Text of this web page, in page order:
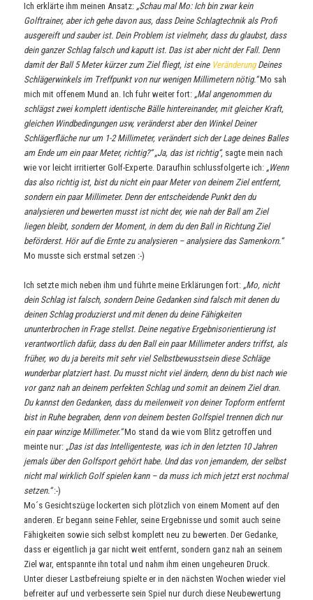
Ich erklärte ihm meinen Ansatz: „Schau mal Mo: Ich bin zwar kein
Golftrainer, aber ich gehe davon aus, dass Deine Schlagtechnik als Profi
ausgereift und sauber ist. Dein Problem ist vielmehr, dass du glaubst, dass
dein ganzer Schlag falsch und kaputt ist. Das ist aber nicht der Fall. Denn
damit der Ball 5 Meter kürzer zum Ziel fliegt, ist eineVeränderungDeines
Schlägerwinkels im Treffpunkt von nur wenigen Millimetern nötig.“Mo sah
mich mit offenem Mund an. Ich fuhr weiter fort: „Mal angenommen du
schlägst zwei komplett identische Bälle hintereinander, mit gleicher Kraft,
gleichen Windbedingungen usw, veränderst aber den Winkel Deiner
Schlägerfläche nur um 1-2 Millimeter, verändert sich der Lage deines Balles
am Ende um ein paar Meter, richtig?“ „Ja, das ist richtig“, sagte mein nach
wie vor leicht irritierter Golf-Experte. Daraufhin schlussfolgerte ich: „Wenn
das also richtig ist, bist du nicht ein paar Meter von deinem Ziel entfernt,
sondern ein paar Millimeter. Denn der entscheidende Punkt den du
analysieren und bewerten musst ist nicht der, wie nah der Ball am Ziel
liegen bleibt, sondern der Moment, in dem du den Ball in Richtung Ziel
beförderst. Hör auf die Ernte zu analysieren – analysiere das Samenkorn.“
Mo musste sich erstmal setzen :-)
Ich setzte mich neben ihm und führte meine Erklärungen fort: „Mo, nicht
dein Schlag ist falsch, sondern Deine Gedanken sind falsch mit denen du
deinen Schlag produzierst und mit denen du deine Fähigkeiten
ununterbrochen in Frage stellst. Deine negative Ergebnisorientierung ist
verantwortlich dafür, dass du den Ball ein paar Millimeter anders triffst, als
früher, wo du ja bereits mit sehr viel Selbstbewusstsein diese Schläge
wunderbar platziert hast. Du musst nicht viel ändern, denn du bist nach wie
vor ganz nah an deinem perfekten Schlag und somit an deinem Ziel dran.
Du kannst den Gedanken, dass du meilenweit von deiner Topform entfernt
bist in Ruhe begraben, denn von deinem besten Golfspiel trennen dich nur
ein paar winzige Millimeter.“Mo stand da wie vom Blitz getroffen und
meinte nur: „Das ist das Intelligenteste, was ich in den letzten 10 Jahren
jemals über den Golfsport gehört habe. Und das von jemandem, der selbst
nicht mal wirklich Golf spielen kann – da muss ich mich jetzt erst nochmal
setzen.“:-)
Mo´s Gesichtszüge lockerten sich plötzlich von einem Moment auf den
anderen. Er begann seine Fehler, seine Ergebnisse und somit auch seine
Fähigkeiten sowie sich selbst komplett neu zu bewerten. Der Gedanke,
dass er eigentlich ja gar nicht weit entfernt, sondern ganz nah an seinem
Ziel war, entspannte ihn total und nahm ihm einen ungeheuren Druck.
Unter dieser Lastbefreiung spielte er in den nächsten Wochen wieder viel
befreiter auf und verbesserte sein Spiel nur durch diese Neubewertung